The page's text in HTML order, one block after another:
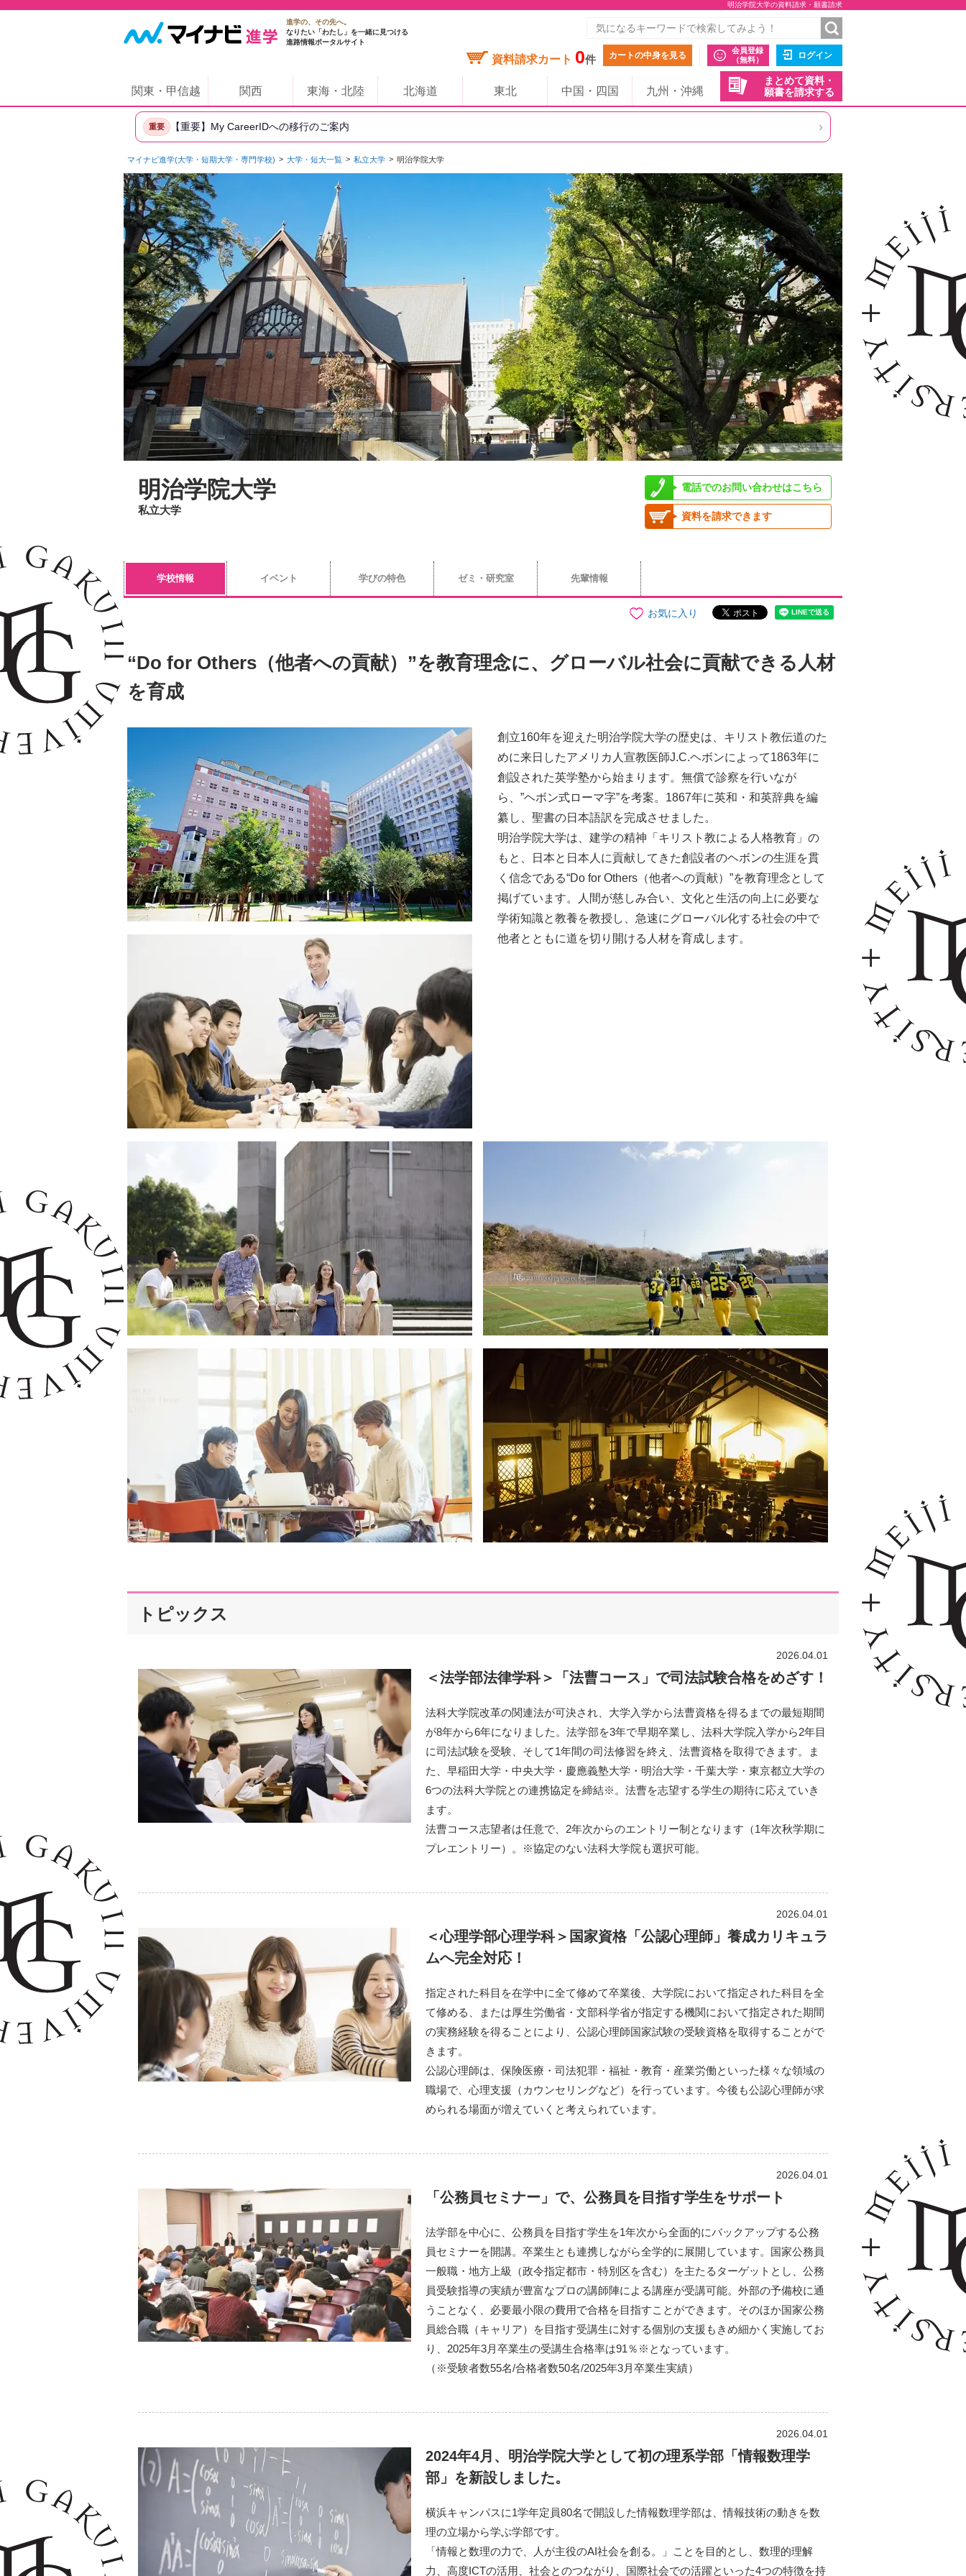
明治学院大学の資料請求・願書請求
進学の、その先へ。
なりたい「わたし」を一緒に見つける
進路情報ポータルサイト
資料請求カート 0件 カートの中身を見る
会員登録
（無料）
ログイン
まとめて資料・
願書を請求する
関東・甲信越 関西 東海・北陸 北海道 東北 中国・四国 九州・沖縄
重要 【重要】My CareerIDへの移行のご案内 ›
マイナビ進学(大学・短期大学・専門学校) 大学・短大一覧 私立大学 明治学院大学
明治学院大学
私立大学
電話でのお問い合わせはこちら
資料を請求できます
学校情報 イベント 学びの特色 ゼミ・研究室 先輩情報
お気に入り
“Do for Others（他者への貢献）”を教育理念に、グローバル社会に貢献できる人材
を育成
創立160年を迎えた明治学院大学の歴史は、キリスト教伝道のた
めに来日したアメリカ人宣教医師J.C.ヘボンによって1863年に
創設された英学塾から始まります。無償で診察を行いなが
ら、”ヘボン式ローマ字”を考案。1867年に英和・和英辞典を編
纂し、聖書の日本語訳を完成させました。
明治学院大学は、建学の精神「キリスト教による人格教育」の
もと、日本と日本人に貢献してきた創設者のヘボンの生涯を貫
く信念である“Do for Others（他者への貢献）”を教育理念として
掲げています。人間が慈しみ合い、文化と生活の向上に必要な
学術知識と教養を教授し、急速にグローバル化する社会の中で
他者とともに道を切り開ける人材を育成します。
トピックス
2026.04.01
＜法学部法律学科＞「法曹コース」で司法試験合格をめざす！
法科大学院改革の関連法が可決され、大学入学から法曹資格を得るまでの最短期間
が8年から6年になりました。法学部を3年で早期卒業し、法科大学院入学から2年目
に司法試験を受験、そして1年間の司法修習を終え、法曹資格を取得できます。ま
た、早稲田大学・中央大学・慶應義塾大学・明治大学・千葉大学・東京都立大学の
6つの法科大学院との連携協定を締結※。法曹を志望する学生の期待に応えていき
ます。
法曹コース志望者は任意で、2年次からのエントリー制となります（1年次秋学期に
プレエントリー）。※協定のない法科大学院も選択可能。
2026.04.01
＜心理学部心理学科＞国家資格「公認心理師」養成カリキュラ
ムへ完全対応！
指定された科目を在学中に全て修めて卒業後、大学院において指定された科目を全
て修める、または厚生労働省・文部科学省が指定する機関において指定された期間
の実務経験を得ることにより、公認心理師国家試験の受験資格を取得することがで
きます。
公認心理師は、保険医療・司法犯罪・福祉・教育・産業労働といった様々な領域の
職場で、心理支援（カウンセリングなど）を行っています。今後も公認心理師が求
められる場面が増えていくと考えられています。
2026.04.01
「公務員セミナー」で、公務員を目指す学生をサポート
法学部を中心に、公務員を目指す学生を1年次から全面的にバックアップする公務
員セミナーを開講。卒業生とも連携しながら全学的に展開しています。国家公務員
一般職・地方上級（政令指定都市・特別区を含む）を主たるターゲットとし、公務
員受験指導の実績が豊富なプロの講師陣による講座が受講可能。外部の予備校に通
うことなく、必要最小限の費用で合格を目指すことができます。そのほか国家公務
員総合職（キャリア）を目指す受講生に対する個別の支援もきめ細かく実施してお
り、2025年3月卒業生の受講生合格率は91％※となっています。
（※受験者数55名/合格者数50名/2025年3月卒業生実績）
2026.04.01
2024年4月、明治学院大学として初の理系学部「情報数理学
部」を新設しました。
横浜キャンパスに1学年定員80名で開設した情報数理学部は、情報技術の動きを数
理の立場から学ぶ学部です。
「情報と数理の力で、人が主役のAI社会を創る。」ことを目的とし、数理的理解
力、高度ICTの活用、社会とのつながり、国際社会での活躍といった4つの特徴を持